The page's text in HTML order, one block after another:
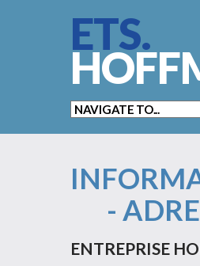
ETS.
-
ENTREPRISE